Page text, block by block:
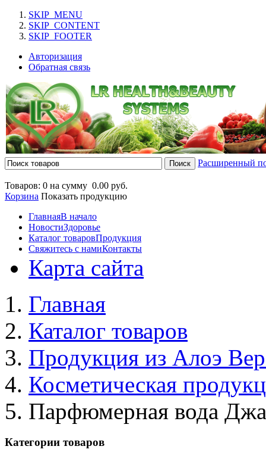
SKIP_MENU
SKIP_CONTENT
SKIP_FOOTER
Авторизация
Обратная связь
Расширенный
Товаров: 0 на сумму 0.00 руб.
Корзина Показать продукцию
ГлавнаяВ начало
НовостиЗдоровье
Каталог товаровПродукция
Свяжитесь с намиКонтакты
Карта сайта
Главная
Каталог товаров
Продукция из Алоэ
Косметическая
Парфюмерная вода
Категории товаров